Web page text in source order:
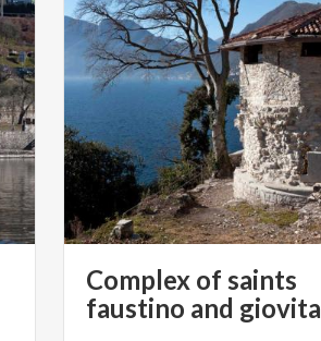
Complex of saints
faustino and giovita